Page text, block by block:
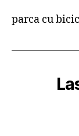
parca cu